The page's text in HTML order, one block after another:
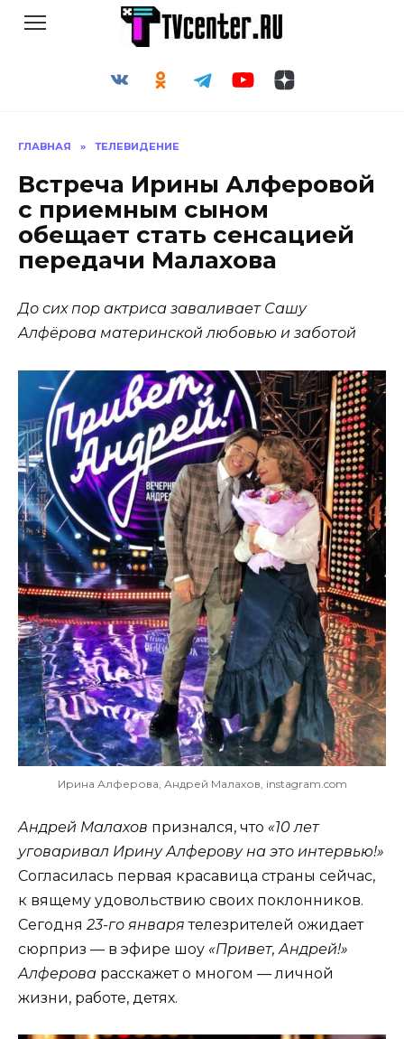
ГЛАВНАЯ » ТЕЛЕВИДЕНИЕ
Встреча Ирины Алферовой
с приемным сыном
обещает стать сенсацией
передачи Малахова
До сих пор актриса заваливает Сашу
Алфёрова материнской любовью и заботой
Ирина Алферова, Андрей Малахов, instagram.com
Андрей Малахов признался, что «10 лет
уговаривал Ирину Алферову на это интервью!»
Согласилась первая красавица страны сейчас,
к вящему удовольствию своих поклонников.
Сегодня23-го января телезрителей ожидает
сюрприз — в эфире шоу «Привет, Андрей!»
Алферова расскажет о многом — личной
жизни, работе, детях.